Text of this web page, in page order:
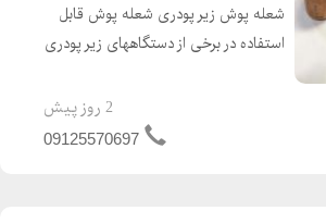
شعله پوش زیر پودری شعله پوش قابل
استفاده در برخی از دستگاههای زیر پودری
صبا الکتریک و راد الکتریک) ساخته شده
از جنس مس با قیمت مناسب. جهت
2 روز پیش
09125570697